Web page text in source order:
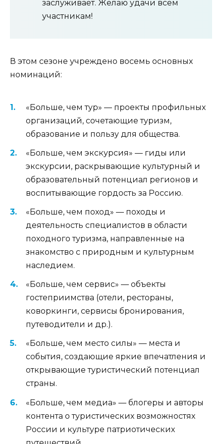
заслуживает. Желаю удачи всем
участникам!
В этом сезоне учреждено восемь основных
номинаций:
«Больше, чем тур» — проекты профильных
организаций, сочетающие туризм,
образование и пользу для общества.
«Больше, чем экскурсия» — гиды или
экскурсии, раскрывающие культурный и
образовательный потенциал регионов и
воспитывающие гордость за Россию.
«Больше, чем поход» — походы и
деятельность специалистов в области
походного туризма, направленные на
знакомство с природным и культурным
наследием.
«Больше, чем сервис» — объекты
гостеприимства (отели, рестораны,
коворкинги, сервисы бронирования,
путеводители и др.).
«Больше, чем место силы» — места и
события, создающие яркие впечатления и
открывающие туристический потенциал
страны.
«Больше, чем медиа» — блогеры и авторы
контента о туристических возможностях
России и культуре патриотических